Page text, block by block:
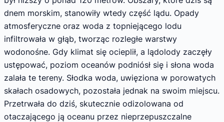
dnem morskim, stanowiły wtedy część lądu. Opady
atmosferyczne oraz woda z topniejącego lodu
infiltrowała w głąb, tworząc rozległe warstwy
wodonośne. Gdy klimat się ocieplił, a lądolody zaczęły
ustępować, poziom oceanów podniósł się i słona woda
zalała te tereny. Słodka woda, uwięziona w porowatych
skałach osadowych, pozostała jednak na swoim miejscu.
Przetrwała do dziś, skutecznie odizolowana od
otaczającego ją oceanu przez nieprzepuszczalne